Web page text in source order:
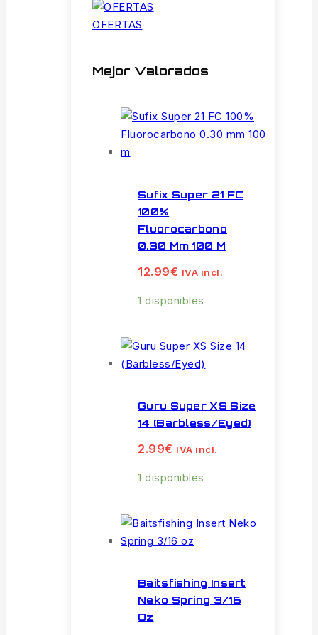
OFERTAS
Mejor Valorados
Sufix Super 21 FC
100%
Fluorocarbono
0.30 Mm 100 M
12.99€ IVA incl.
1 disponibles
Guru Super XS Size
14 (Barbless/Eyed)
2.99€ IVA incl.
1 disponibles
Baitsfishing Insert
Neko Spring 3/16
Oz